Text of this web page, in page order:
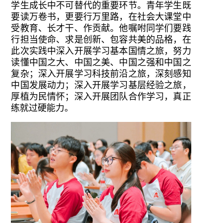
学生成长中不可替代的重要环节。青年学生既
要读万卷书，更要行万里路，在社会大课堂中
受教育、长才干、作贡献。他嘱咐同学们要践
行担当使命、求是创新、包容共美的品格，在
此次实践中深入开展学习基本国情之旅，努力
读懂中国之大、中国之美、中国之强和中国之
复杂；深入开展学习科技前沿之旅，深刻感知
中国发展动力；深入开展学习基层经验之旅，
厚植为民情怀；深入开展团队合作学习，真正
练就过硬能力。